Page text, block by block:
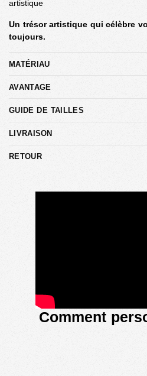
artistique
Un trésor artistique qui célèbre
toujours.
MATÉRIAU
AVANTAGE
GUIDE DE TAILLES
LIVRAISON
RETOUR
Comment